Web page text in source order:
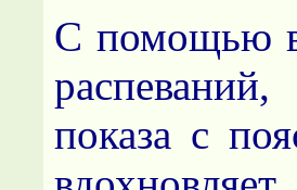
С помощью
показа с